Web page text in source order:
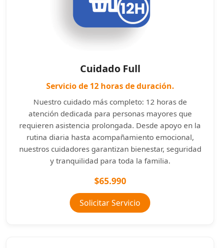
Cuidado Full
Servicio de 12 horas de duración.
Nuestro cuidado más completo: 12 horas de
atención dedicada para personas mayores que
requieren asistencia prolongada. Desde apoyo en la
rutina diaria hasta acompañamiento emocional,
nuestros cuidadores garantizan bienestar, seguridad
y tranquilidad para toda la familia.
$65.990
Solicitar Servicio